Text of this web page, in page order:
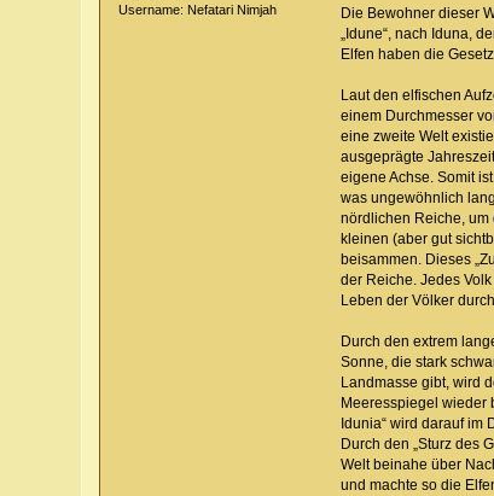
Username: Nefatari Nimjah
Die Bewohner dieser
„Idune“, nach Iduna,
Elfen haben die
Laut den elfischen
einem Durchmesser
eine zweite Welt
ausgeprägte
eigene Achse. Somit
was ungewöhnlich
nördlichen Reiche, um
kleinen (aber gut
beisammen. Dieses
der Reiche. Jedes
Leben der Völker
Durch den extrem
Sonne, die stark
Landmasse gibt, wird
Meeresspiegel wieder
Idunia“ wird darauf im
Durch den „Sturz des
Welt beinahe über
und machte so die